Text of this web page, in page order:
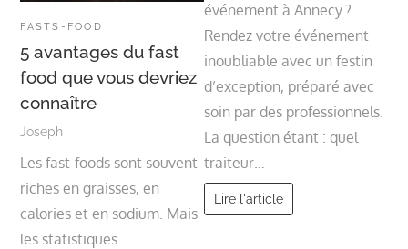
FASTS-FOOD
5 avantages du fast
food que vous devriez
connaître
Joseph
Les fast-foods sont souvent
riches en graisses, en
calories et en sodium. Mais
les statistiques
événement à Annecy ?
Rendez votre événement
inoubliable avec un festin
d’exception, préparé avec
soin par des professionnels.
La question étant : quel
traiteur…
Lire l'article